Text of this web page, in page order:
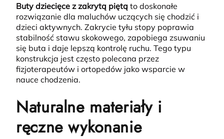
Buty dziecięce z zakrytą piętą to doskonałe
rozwiązanie dla maluchów uczących się chodzić i
dzieci aktywnych. Zakrycie tyłu stopy poprawia
stabilność stawu skokowego, zapobiega zsuwaniu
się buta i daje lepszą kontrolę ruchu. Tego typu
konstrukcja jest często polecana przez
fizjoterapeutów i ortopedów jako wsparcie w
nauce chodzenia.
Naturalne materiały i
ręczne wykonanie